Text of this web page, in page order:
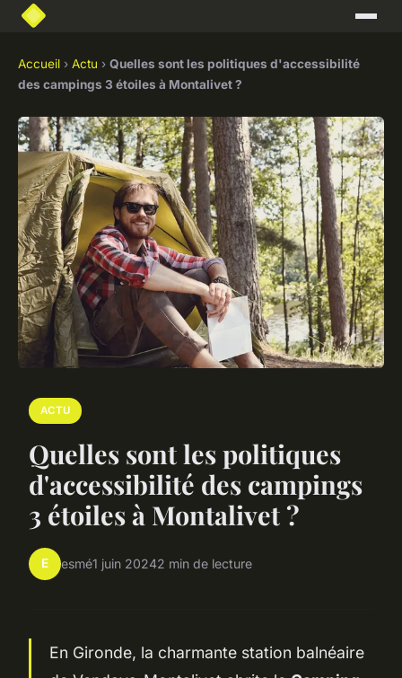
Accueil › Actu › Quelles sont les politiques d'accessibilité
des campings 3 étoiles à Montalivet ?
ACTU
Quelles sont les politiques
d'accessibilité des campings
3 étoiles à Montalivet ?
E esmé1 juin 20242 min de lecture
En Gironde, la charmante station balnéaire